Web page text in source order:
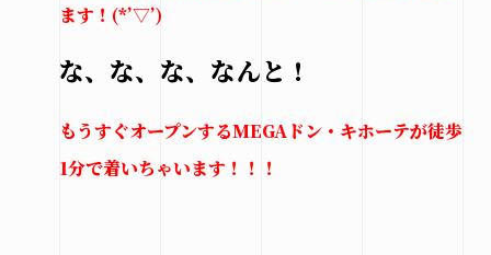
ます！(*’▽’)
な、な、な、なんと！
もうすぐオープンするMEGAドン・キホーテが徒歩
1分で着いちゃいます！！！